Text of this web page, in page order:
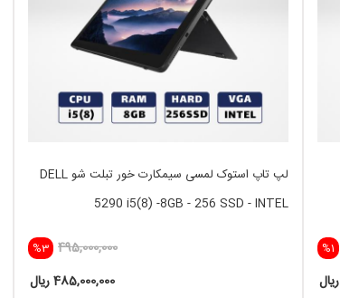
%1
لپ تاپ استوک لمسی سیمکارت خور تبلت شو DELL
5290 i5(8) -8GB - 256 SSD - INTEL
%3 495,000,000
485,000,000 ریال